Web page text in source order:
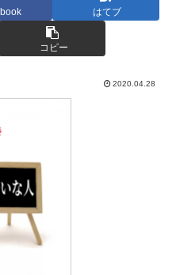
はてブ
コピー
2020.04.28